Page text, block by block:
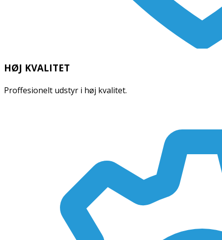
HØJ KVALITET
Proffesionelt udstyr i høj kvalitet.